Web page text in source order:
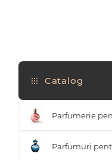
Catalog
Parfumerie
Parfumuri